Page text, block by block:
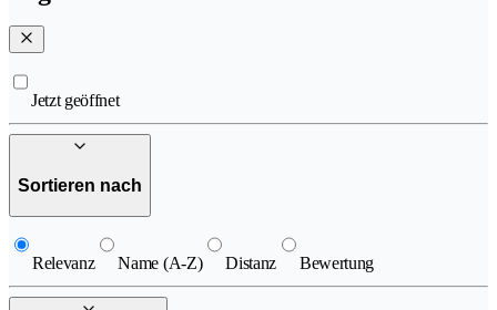
Jetzt geöffnet
Sortieren nach
Relevanz Name (A-Z) Distanz Bewertung